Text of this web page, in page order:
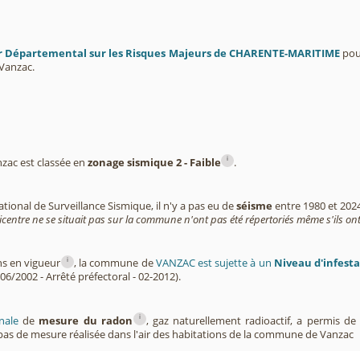
Départemental sur les Risques Majeurs de CHARENTE-MARITIME
est classée en zonage sismique 2 - Faible i .
de Surveillance Sismique, il n'y a pas eu deséismeentre 1980 et
ne se situait pas sur la commune n'ont pas été répertoriés même s'ils
en vigueur i , la commune deVANZAC est sujette à un Niveau
2002 - Arrêté préfectoral - 02-2012).
de mesure du radon i
, gaz naturellement radioactif, a permis
de mesure réalisée dans l'air des habitations de la commune de Vanzac